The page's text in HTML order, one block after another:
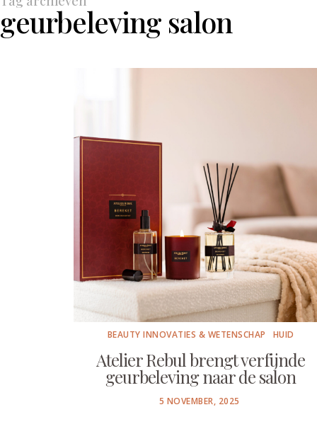
geurbeleving salon
BEAUTY INNOVATIES & WETENSCHAP HUID
Atelier Rebul brengt verfijnde
geurbeleving naar de salon
POSTED
5 NOVEMBER, 2025